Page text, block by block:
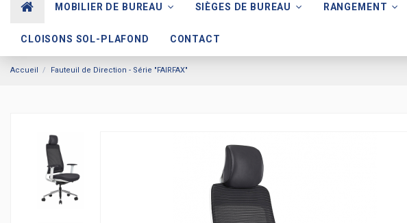
MOBILIER DE BUREAU SIÈGES DE BUREAU RANGEMENT
CLOISONS SOL-PLAFOND CONTACT
Accueil Fauteuil de Direction - Série "FAIRFAX"